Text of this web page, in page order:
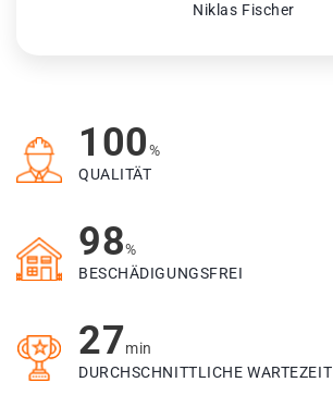
Niklas Fischer
100%
QUALITÄT
98%
BESCHÄDIGUNGSFREI
27min
DURCHSCHNITTLICHE WARTEZEIT